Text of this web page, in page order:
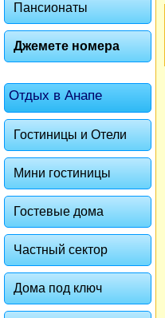
Пансионаты
Джемете номера
Отдых в Анапе
Гостиницы и Отели
Мини гостиницы
Гостевые дома
Частный сектор
Дома под ключ